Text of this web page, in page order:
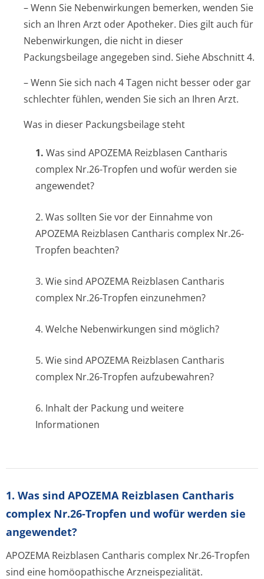
– Wenn Sie Nebenwirkungen bemerken, wenden Sie
sich an Ihren Arzt oder Apotheker. Dies gilt auch für
Nebenwirkungen, die nicht in dieser
Packungsbeilage angegeben sind. Siehe Abschnitt 4.
– Wenn Sie sich nach 4 Tagen nicht besser oder gar
schlechter fühlen, wenden Sie sich an Ihren Arzt.
Was in dieser Packungsbeilage steht
1. Was sind APOZEMA Reizblasen Cantharis
complex Nr.26-Tropfen und wofür werden sie
angewendet?
2. Was sollten Sie vor der Einnahme von
APOZEMA Reizblasen Cantharis complex Nr.26-
Tropfen beachten?
3. Wie sind APOZEMA Reizblasen Cantharis
complex Nr.26-Tropfen einzunehmen?
4. Welche Nebenwirkungen sind möglich?
5. Wie sind APOZEMA Reizblasen Cantharis
complex Nr.26-Tropfen aufzubewahren?
6. Inhalt der Packung und weitere
Informationen
1. Was sind APOZEMA Reizblasen Cantharis
complex Nr.26-Tropfen und wofür werden sie
angewendet?
APOZEMA Reizblasen Cantharis complex Nr.26-Tropfen
sind eine homöopathische Arzneispezialität.